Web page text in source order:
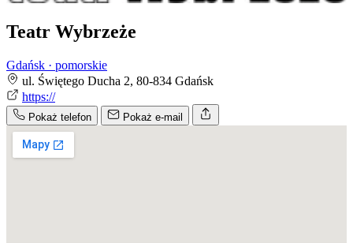
Teatr Wybrzeże
Gdańsk · pomorskie
ul. Świętego Ducha 2, 80-834 Gdańsk
https://
Pokaż telefon Pokaż e-mail